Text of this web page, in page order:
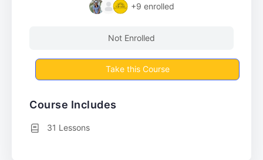
+9 enrolled
Not Enrolled
Take this Course
Course Includes
31 Lessons